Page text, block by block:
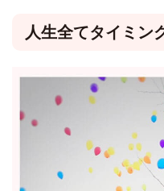
人生全てタイミン